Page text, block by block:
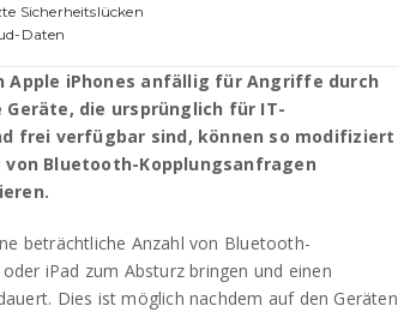
Sicherheitslücken
Daten
Apple iPhones anfällig für Angriffe durch
Geräte, die ursprünglich für IT-
frei verfügbar sind, können so modifiziert
Bluetooth-Kopplungsanfragen
beträchtliche Anzahl von Bluetooth-
iPad zum Absturz bringen und einen
Dies ist möglich nachdem auf den Geräten